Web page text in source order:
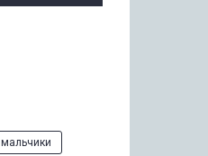
мальчики